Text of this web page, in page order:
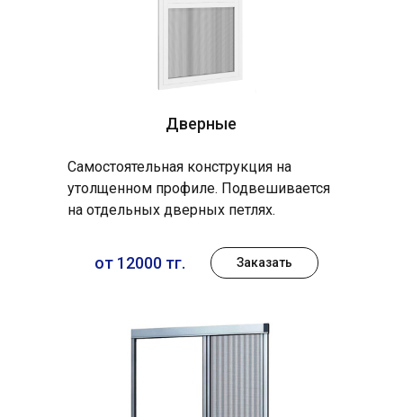
Дверные
Самостоятельная конструкция на
утолщенном профиле. Подвешивается
на отдельных дверных петлях.
от 12000 тг. Заказать